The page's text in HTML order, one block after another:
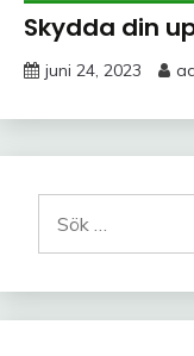
Skydda din
juni 24, 2023
efter: